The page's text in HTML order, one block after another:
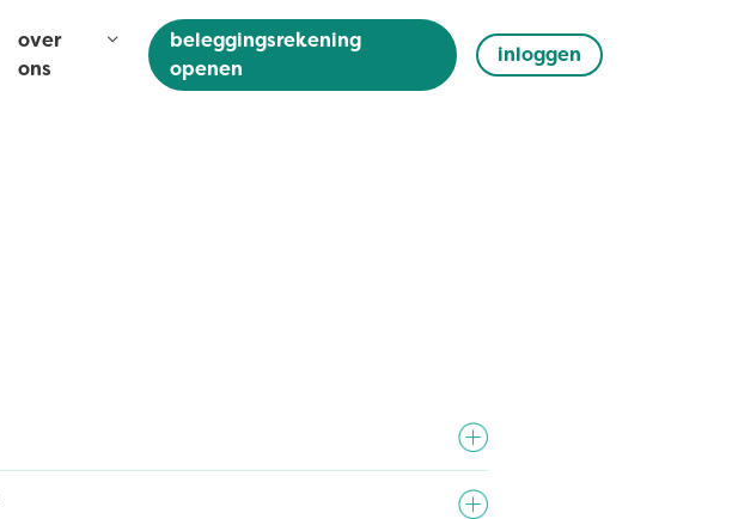
over
ons
beleggingsrekening
openen
inloggen